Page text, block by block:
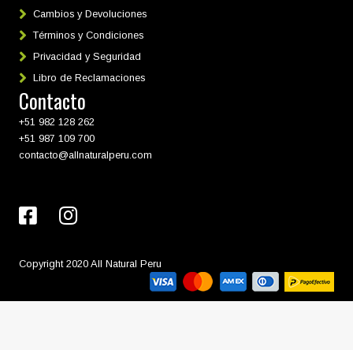
Cambios y Devoluciones
Términos y Condiciones
Privacidad y Seguridad
Libro de Reclamaciones
Contacto
+51 982 128 262
+51 987 109 700
contacto@allnaturalperu.com
Copyright 2020 All Natural Peru